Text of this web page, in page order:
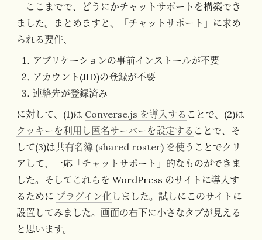
ここまでで、どうにかチャットサポートを構築でき
ました。まとめますと、「チャットサポート」に求め
られる要件、
アプリケーションの事前インストールが不要
アカウント(JID)の登録が不要
連絡先が登録済み
に対して、(1)は Converse.js を導入する ことで、(2)は
クッキーを利用し匿名サーバーを設定する ことで、そ
して(3)は共有名簿 (shared roster) を使う ことでクリ
アして、一応「チャットサポート」的なものができま
した。そしてこれらを WordPress のサイトに導入す
るために プラグイン化 しました。試しにこのサイトに
設置してみました。画面の右下に小さなタブが見える
と思います。